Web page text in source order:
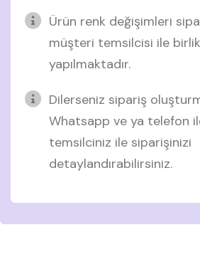
Ürün renk değişimleri
müşteri temsilcisi ile
yapılmaktadır.
Dilerseniz sipariş
Whatsapp ve ya telefon
temsilciniz ile siparişinizi
detaylandırabilirsiniz.